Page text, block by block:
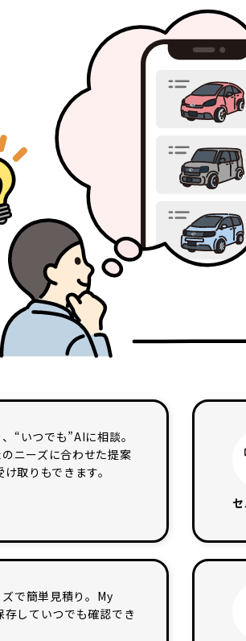
“いつでも”AIに相談。
ニーズに合わせた提案
取りもできます。
で簡単見積り。My
していつでも確認でき